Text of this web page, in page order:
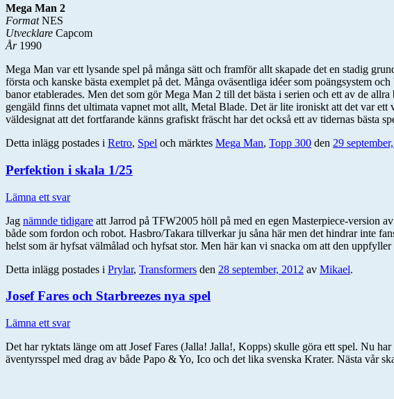
Mega Man 2
FormatNES
Utvecklare Capcom
År1990
Mega Man var ett lysande spel på många sätt och framför allt skapade det en stadig
första och kanske bästa exemplet på det. Många oväsentliga idéer som poängsystem
banor etablerades. Men det som gör Mega Man 2 till det bästa i serien och ett av de
gengäld finns det ultimata vapnet mot allt, Metal Blade. Det är lite ironiskt att det var
väldesignat att det fortfarande känns grafiskt fräscht har det också ett av tidernas bästa
Detta inlägg postades i Retro, Spel och märktes Mega Man, Topp 300 den 29
Perfektion i skala 1/25
Lämna ett svar
Jag nämnde tidigare att Jarrod på TFW2005 höll på med en egen Masterpiece-version
både som fordon och robot. Hasbro/Takara tillverkar ju såna här men det hindrar inte
helst som är hyfsat välmålad och hyfsat stor. Men här kan vi snacka om att den uppfyller
Detta inlägg postades i Prylar, Transformers den 28 september, 2012 av Mikael.
Josef Fares och Starbreezes nya spel
Lämna ett svar
Det har ryktats länge om att Josef Fares (Jalla! Jalla!, Kopps) skulle göra ett spel. Nu
äventyrsspel med drag av både Papo & Yo, Ico och det lika svenska Krater. Nästa vår